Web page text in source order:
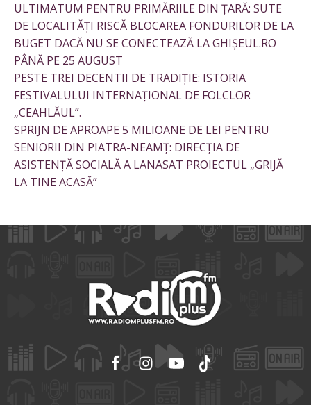
ULTIMATUM PENTRU PRIMĂRIILE DIN ȚARĂ: SUTE
DE LOCALITĂȚI RISCĂ BLOCAREA FONDURILOR DE LA
BUGET DACĂ NU SE CONECTEAZĂ LA GHIȘEUL.RO
PÂNĂ PE 25 AUGUST
PESTE TREI DECENTII DE TRADIȚIE: ISTORIA
FESTIVALULUI INTERNAȚIONAL DE FOLCLOR
„CEAHLĂUL”.
SPRIJN DE APROAPE 5 MILIOANE DE LEI PENTRU
SENIORII DIN PIATRA-NEAMȚ: DIRECȚIA DE
ASISTENȚĂ SOCIALĂ A LANASAT PROIECTUL „GRIJĂ
LA TINE ACASĂ”